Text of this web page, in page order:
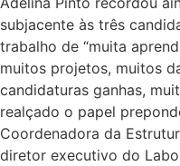
subjacente às três
trabalho de “muita
muitos projetos, muitos
candidaturas ganhas,
realçado o papel
Coordenadora da
diretor executivo do